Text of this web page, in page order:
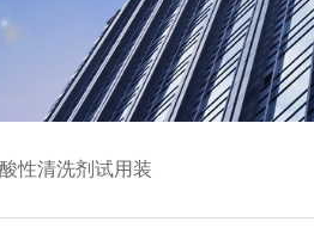
性清洗剂试用装